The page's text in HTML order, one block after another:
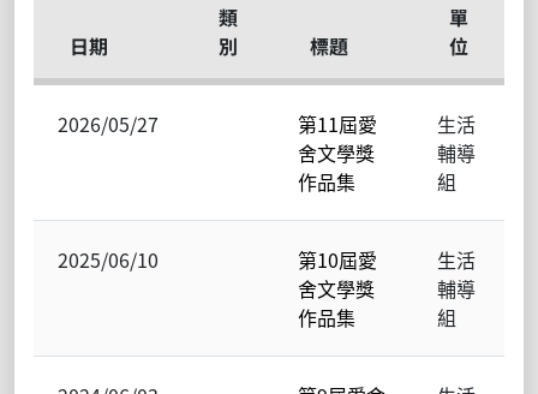
日期
類
別
標題
單
位
2026/05/27
第11屆愛
舍文學獎
作品集
生活
輔導
組
2025/06/10
第10屆愛
舍文學獎
作品集
生活
輔導
組